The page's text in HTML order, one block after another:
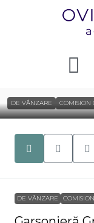
DE VÂNZARE COMISION
DE VÂNZARE